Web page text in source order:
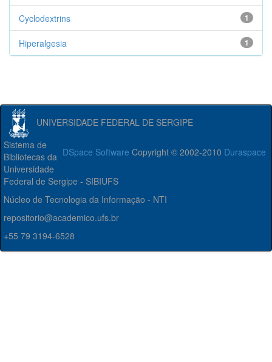
1
Cyclodextrins
1
Hiperalgesia
UNIVERSIDADE FEDERAL DE SERGIPE
DSpace Software Copyright © 2002-2010 Duraspace
Sistema de
Bibliotecas da
Universidade
Federal de Sergipe - SIBIUFS
Núcleo de Tecnologia da Informação - NTI
repositorio@academico.ufs.br
+55 79 3194-6528